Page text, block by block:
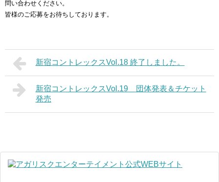
問い合わせください。
皆様のご応募をお待ちしております。
新宿コントレックスVol.18 終了しました。
新宿コントレックスVol.19 団体発表＆チケット
発売